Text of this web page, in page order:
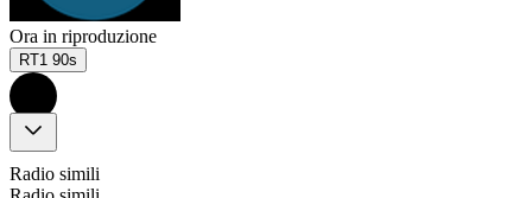
Ora in riproduzione
RT1 90s
Radio simili